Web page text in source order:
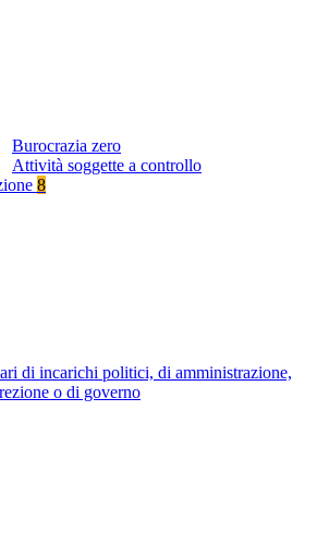
Burocrazia zero
Attività soggette a controllo
8
di incarichi politici, di amministrazione,
o di governo